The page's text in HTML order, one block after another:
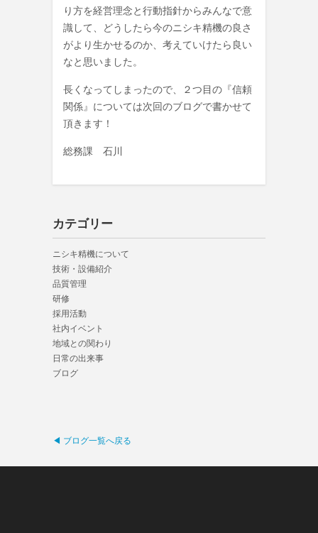
り方を経営理念と行動指針からみんなで意
識して、どうしたら今のニシキ精機の良さ
がより生かせるのか、考えていけたら良い
なと思いました。
長くなってしまったので、２つ目の『信頼
関係』については次回のブログで書かせて
頂きます！
総務課 石川
カテゴリー
ニシキ精機について
技術・設備紹介
品質管理
研修
採用活動
社内イベント
地域との関わり
日常の出来事
ブログ
◀ ブログ一覧へ戻る